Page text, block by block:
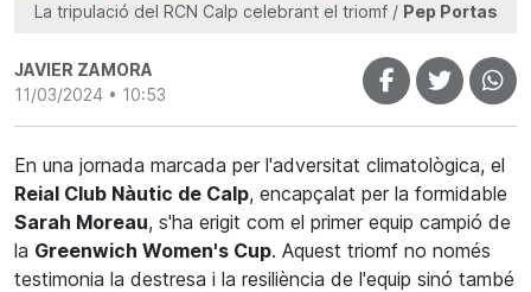
La tripulació del RCN Calp celebrant el triomf / Pep Portas
JAVIER ZAMORA
11/03/2024 • 10:53
En una jornada marcada per l'adversitat climatològica, el
Reial Club Nàutic de Calp, encapçalat per la formidable
Sarah Moreau, s'ha erigit com el primer equip campió de
la Greenwich Women's Cup. Aquest triomf no només
testimonia la destresa i la resiliència de l'equip sinó també